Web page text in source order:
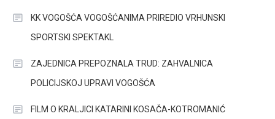
KK VOGOŠĆA VOGOŠĆANIMA PRIREDIO VRHUNSKI
SPORTSKI SPEKTAKL
ZAJEDNICA PREPOZNALA TRUD: ZAHVALNICA
POLICIJSKOJ UPRAVI VOGOŠĆA
FILM O KRALJICI KATARINI KOSAČA-KOTROMANIĆ